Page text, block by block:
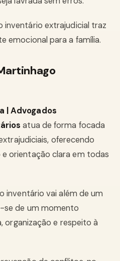
inventário extrajudicial traz
emocional para a família.
| Advogados
atua de forma focada
oferecendo
orientação clara em todas
inventário vai além de um
se de um momento
organização e respeito à